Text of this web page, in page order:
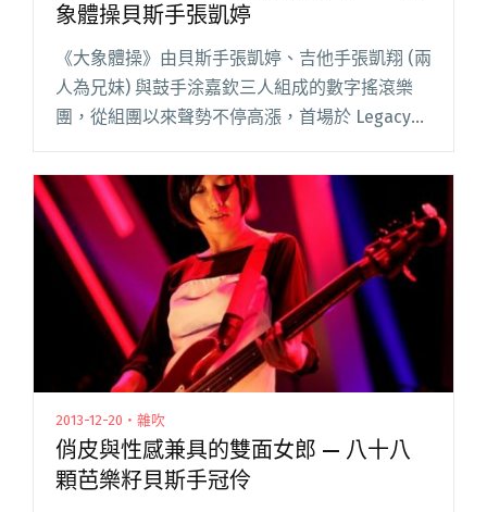
象體操貝斯手張凱婷
《大象體操》由貝斯手張凱婷、吉他手張凱翔 (兩
人為兄妹) 與鼓手涂嘉欽三人組成的數字搖滾樂
團，從組團以來聲勢不停高漲，首場於 Legacy
大象體操的妹妹─張凱婷，她是個總是穿著古著
洋裝閱讀全文 "超萌貝斯手~ 請你當我的妹妹吧！
— 大象體操貝斯手張凱婷"
2013-12-20・雜吹
俏皮與性感兼具的雙面女郎 — 八十八
顆芭樂籽貝斯手冠伶